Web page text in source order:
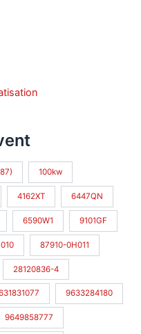
100kw
4162XT 6447QN
6590W1 9101GF
87910-0H011
28120836-4
9633284180
9649858777